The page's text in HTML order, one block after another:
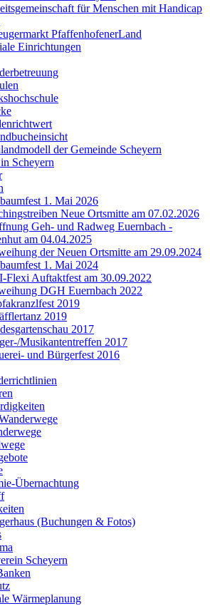
für Menschen mit Handicap
PfaffenhofenerLand
Einrichtungen
der Gemeinde Scheyern
Scheyern
1. Mai 2026
Neue Ortsmitte am 07.02.2026
Geh- und Radweg Euernbach -
am 04.04.2025
der Neuen Ortsmitte am 29.09.2024
1. Mai 2024
Flexi Auftaktfest am 30.09.2022
DGH Euernbach 2022
2019
2019
2017
Musikantentreffen 2017
und Bürgerfest 2016
Übernachtung
(Buchungen & Fotos)
Scheyern
Wärmeplanung